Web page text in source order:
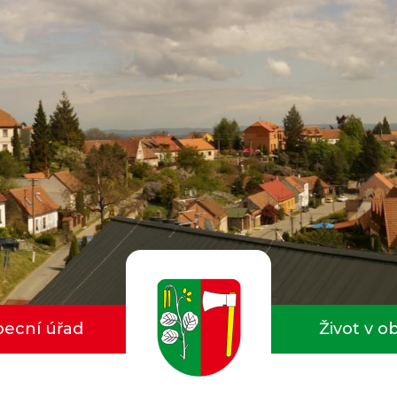
úřad Život v